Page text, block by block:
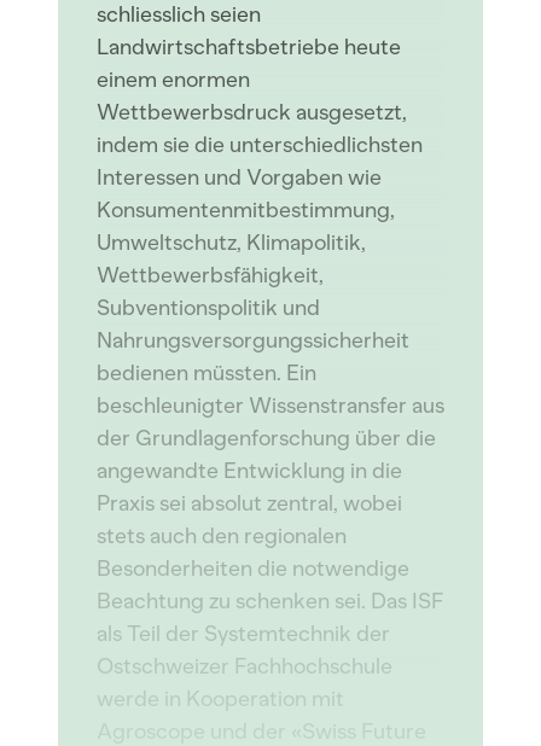
schliesslich seien
Landwirtschaftsbetriebe heute
einem enormen
Wettbewerbsdruck ausgesetzt,
indem sie die unterschiedlichsten
Interessen und Vorgaben wie
Konsumentenmitbestimmung,
Umweltschutz, Klimapolitik,
Wettbewerbsfähigkeit,
Subventionspolitik und
Nahrungsversorgungssicherheit
bedienen müssten. Ein
beschleunigter Wissenstransfer aus
der Grundlagenforschung über die
angewandte Entwicklung in die
Praxis sei absolut zentral, wobei
stets auch den regionalen
Besonderheiten die notwendige
Beachtung zu schenken sei. Das ISF
als Teil der Systemtechnik der
Ostschweizer Fachhochschule
werde in Kooperation mit
Agroscope und der «Swiss Future